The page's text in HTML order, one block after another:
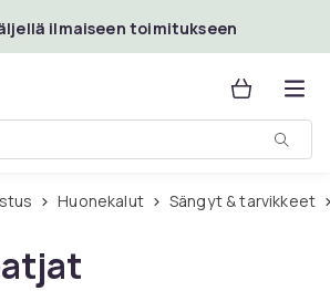
pääsisältöön
ilmaiseen toimitukseen
Huonekalut Sängyt & tarvikkeet